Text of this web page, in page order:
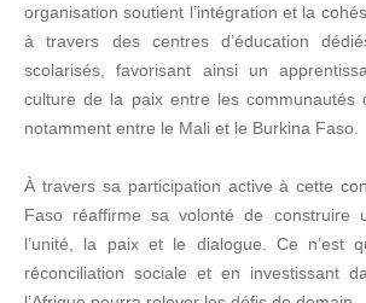
organisation soutient l’intégration et la
à travers des centres d’éducation
scolarisés, favorisant ainsi un
culture de la paix entre les communautés
notamment entre le Mali et le Burkina Faso.
À travers sa participation active à cette
Faso réaffirme sa volonté de construire
l’unité, la paix et le dialogue. Ce n’est
réconciliation sociale et en investissant